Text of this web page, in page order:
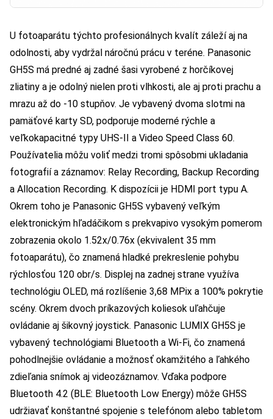
U fotoaparátu týchto profesionálnych kvalít záleží aj na
odolnosti, aby vydržal náročnú prácu v teréne. Panasonic
GH5S má predné aj zadné šasi vyrobené z horčíkovej
zliatiny a je odolný nielen proti vlhkosti, ale aj proti prachu a
mrazu až do -10 stupňov. Je vybavený dvoma slotmi na
pamäťové karty SD, podporuje moderné rýchle a
veľkokapacitné typy UHS-II a Video Speed Class 60.
Používatelia môžu voliť medzi tromi spôsobmi ukladania
fotografií a záznamov: Relay Recording, Backup Recording
a Allocation Recording. K dispozícii je HDMI port typu A.
Okrem toho je Panasonic GH5S vybavený veľkým
elektronickým hľadáčikom s prekvapivo vysokým pomerom
zobrazenia okolo 1.52x/0.76x (ekvivalent 35 mm
fotoaparátu), čo znamená hladké prekreslenie pohybu
rýchlosťou 120 obr/s. Displej na zadnej strane využíva
technológiu OLED, má rozlíšenie 3,68 MPix a 100% pokrytie
scény. Okrem dvoch príkazových koliesok uľahčuje
ovládanie aj šikovný joystick. Panasonic LUMIX GH5S je
vybavený technológiami Bluetooth a Wi-Fi, čo znamená
pohodlnejšie ovládanie a možnosť okamžitého a ľahkého
zdieľania snímok aj videozáznamov. Vďaka podpore
Bluetooth 4.2 (BLE: Bluetooth Low Energy) môže GH5S
udržiavať konštantné spojenie s telefónom alebo tabletom